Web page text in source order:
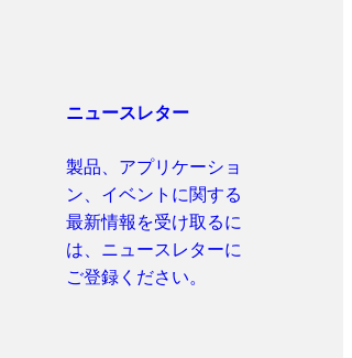
ニュースレター
製品、アプリケーショ
ン、イベントに関する
最新情報を受け取るに
は、ニュースレターに
ご登録ください。